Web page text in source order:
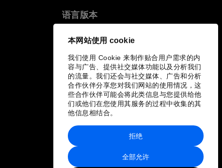
本网站使用 cookie
我们使用 Cookie 来制作贴合用户需求的内
容与广告、提供社交媒体功能以及分析我们
的流量。我们还会与社交媒体、广告和分析
合作伙伴分享您对我们网站的使用情况，这
些合作伙伴可能会将此类信息与您提供给他
们或他们在您使用其服务的过程中收集的其
他信息相结合。
全部允许
拒绝
语言版本